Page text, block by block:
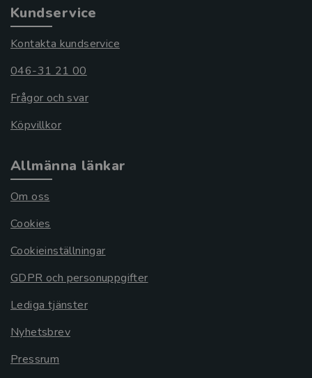
Kundservice
Kontakta kundservice
046-31 21 00
Frågor och svar
Köpvillkor
Allmänna länkar
Om oss
Cookies
Cookieinställningar
GDPR och personuppgifter
Lediga tjänster
Nyhetsbrev
Pressrum